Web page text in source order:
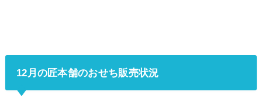
12月の匠本舗のおせち販売状況